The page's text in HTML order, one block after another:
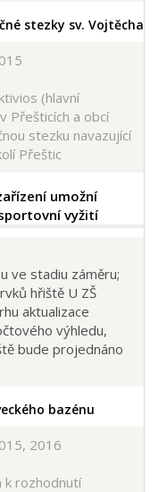
stezky sv. Vojtěcha
(hlavní
Přešticích a obcí
stezku navazující
Přeštic
umožní
vyžití
ve stadiu záměru;
hřiště U ZŠ
aktualizace
výhledu,
bude projednáno
bazénu
2016
k rozhodnutí